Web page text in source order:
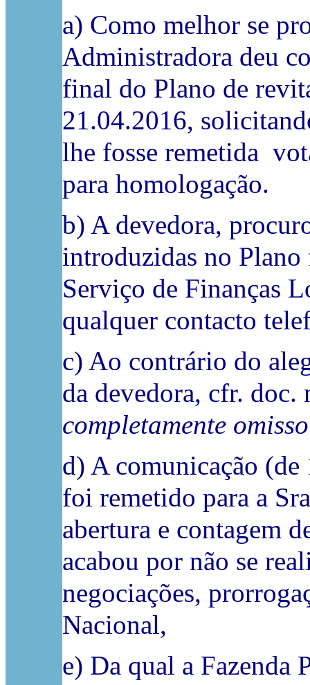
a) Como melhor se
Administradora deu
final do Plano de
21.04.2016,
lhe fosse remetida
para homologação.
b) A devedora,
introduzidas no
Serviço de Finanças
qualquer contacto
c) Ao contrário do
da devedora, cfr.
completamente
d) A comunicação
foi remetido para a
abertura e contagem
acabou por não se
negociações,
Nacional,
e) Da qual a Fazenda